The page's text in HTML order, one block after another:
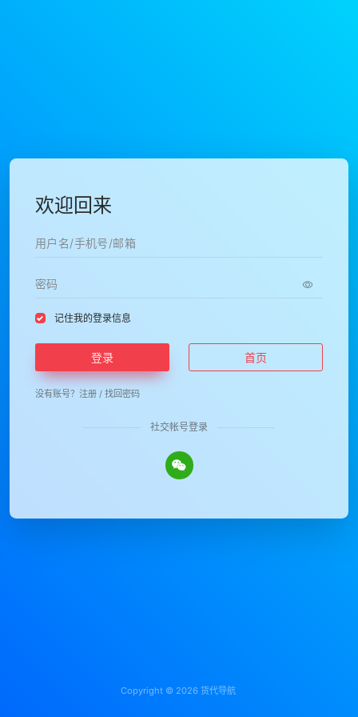
欢迎回来
记住我的登录信息
登录 首页
没有账号？ 注册 / 找回密码
社交帐号登录
Copyright © 2026 货代导航